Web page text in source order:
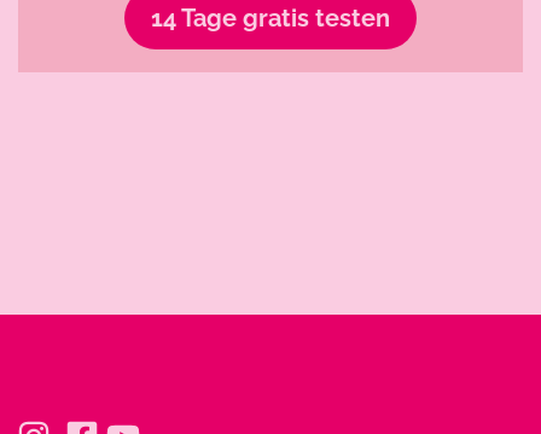
14 Tage gratis testen